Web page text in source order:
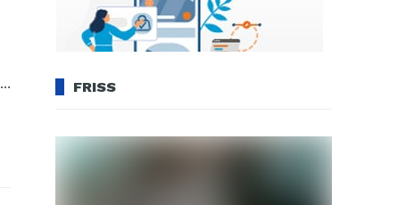
FRISS